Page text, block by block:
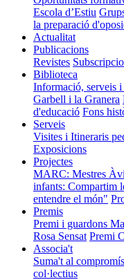
Escola d’Estiu
la preparació
Actualitat
Publicacions
Revistes
Biblioteca
Informació, serveis i
Garbell i la Granera
d'educació Fons
Serveis
Visites i Itineraris
Exposicions
Projectes
MARC: Mestres
infants: Compartim
entendre el món"
Premis
Premi i guardons
Rosa Sensat Premi
Associa't
Suma't al compromís
col·lectius